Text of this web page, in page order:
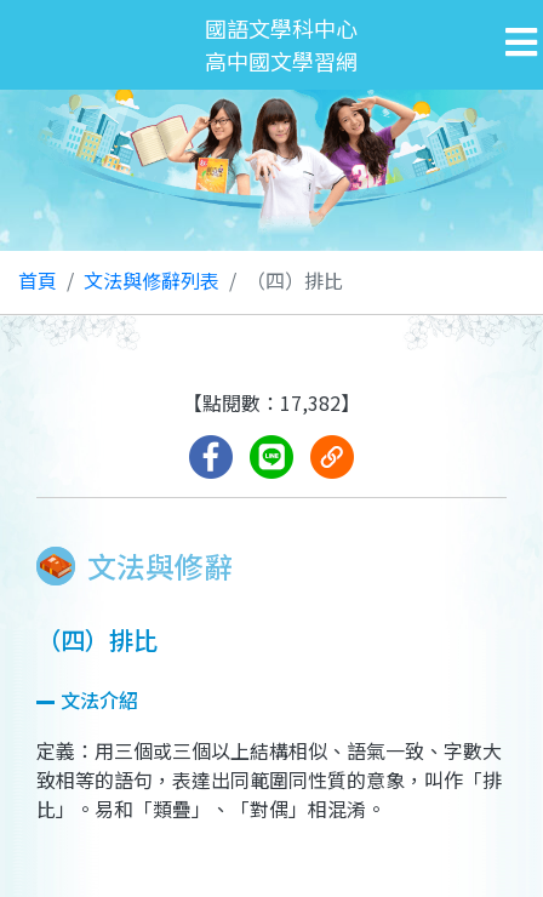
國語文學科中心
高中國文學習網
首頁 文法與修辭列表 （四）排比
文法與修辭
【點閱數：17,382】
（四）排比
文法介紹
定義：用三個或三個以上結構相似、語氣一致、字數大
致相等的語句，表達出同範圍同性質的意象，叫作「排
比」。易和「類疊」、「對偶」相混淆。